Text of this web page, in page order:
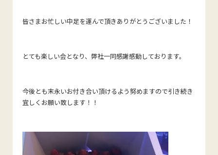
皆さまお忙しい中足を運んで頂きありがとうございました！
とても楽しい会となり、弊社一同感謝感動しております。
今後とも末永いお付き合い頂けるよう努めますので引き続き
宜しくお願い致します！！